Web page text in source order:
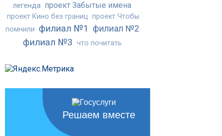
легенда проект Забытые имена
проект Кино без границ проект Чтобы
помнили филиал №1 филиал №2
филиал №3 что почитать
Решаем вместе